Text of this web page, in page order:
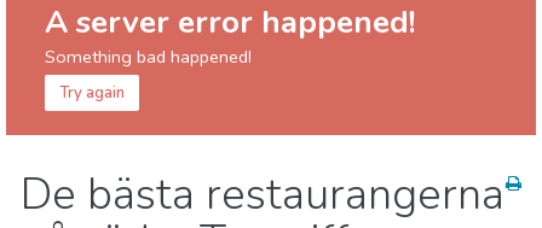
A server error happened!
Something bad happened!
Try again
Mat & Restauranger
Sport & Äventyr
Stränder
De bästa restaurangerna